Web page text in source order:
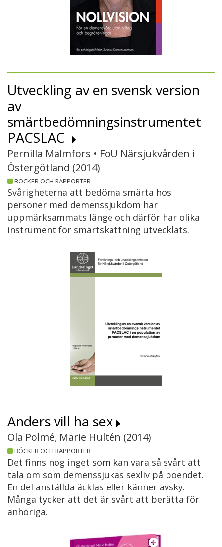
Utveckling av en svensk version
av
smärtbedömningsinstrumentet
PACSLAC
Pernilla Malmfors • FoU Närsjukvården i
Östergötland (2014)
BÖCKER OCH RAPPORTER
Svårigheterna att bedöma smärta hos
personer med demenssjukdom har
uppmärksammats länge och därför har olika
instrument för smärtskattning utvecklats.
Anders vill ha sex
Ola Polmé, Marie Hultén (2014)
BÖCKER OCH RAPPORTER
Det finns nog inget som kan vara så svårt att
tala om som demenssjukas sexliv på boendet.
En del anställda äcklas eller känner avsky.
Många tycker att det är svårt att berätta för
anhöriga.